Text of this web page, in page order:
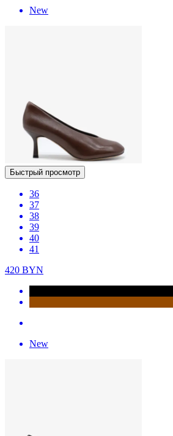
New
Быстрый просмотр
36
37
38
39
40
41
420 BYN
New